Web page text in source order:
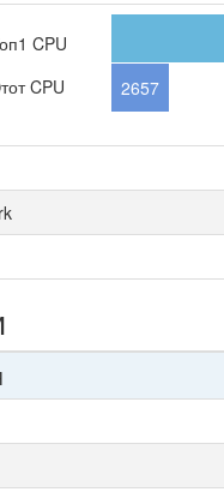
CPU
CPU
2657